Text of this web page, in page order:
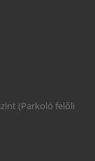
(Parkoló felőli